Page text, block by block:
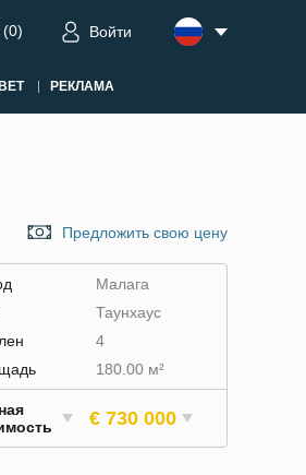
(0) Войти
РЕКЛАМА
Предложить свою цену
Малага
Таунхаус
4
180.00 м²
€ 730 000